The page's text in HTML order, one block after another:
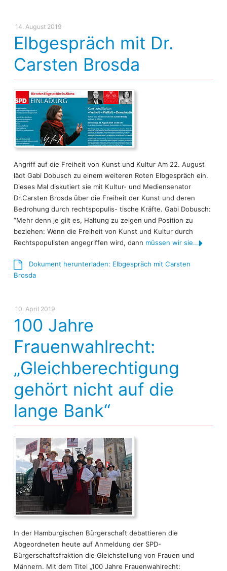
14. August 2019
Elbgespräch mit Dr.
Carsten Brosda
Angriff auf die Freiheit von Kunst und Kultur Am 22. August
lädt Gabi Dobusch zu einem weiteren Roten Elbgespräch ein.
Dieses Mal diskutiert sie mit Kultur- und Mediensenator
Dr.Carsten Brosda über die Freiheit der Kunst und deren
Bedrohung durch rechtspopulis- tische Kräfte. Gabi Dobusch:
”Mehr denn je gilt es, Haltung zu zeigen und Position zu
beziehen: Wenn die Freiheit von Kunst und Kultur durch
Rechtspopulisten angegriffen wird, dann müssen wir sie...
Dokument herunterladen: Elbgespräch mit Carsten
Brosda
10. April 2019
100 Jahre
Frauenwahlrecht:
„Gleichberechtigung
gehört nicht auf die
lange Bank“
In der Hamburgischen Bürgerschaft debattieren die
Abgeordneten heute auf Anmeldung der SPD-
Bürgerschaftsfraktion die Gleichstellung von Frauen und
Männern. Mit dem Titel „100 Jahre Frauenwahlrecht: